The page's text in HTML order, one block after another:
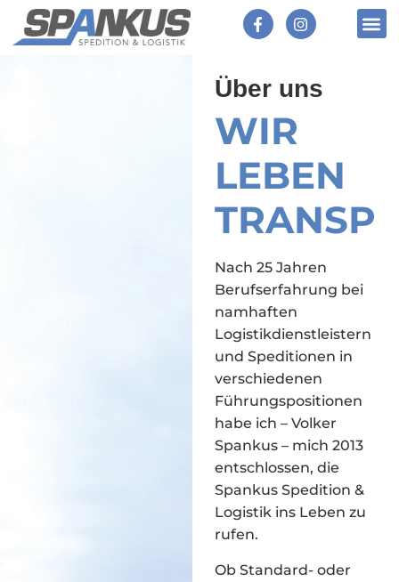
Über uns
WIR
LEBEN
TRANSP
Nach 25 Jahren
Berufserfahrung bei
namhaften
Logistikdienstleistern
und Speditionen in
verschiedenen
Führungspositionen
habe ich – Volker
Spankus – mich 2013
entschlossen, die
Spankus Spedition &
Logistik ins Leben zu
rufen.
Ob Standard- oder